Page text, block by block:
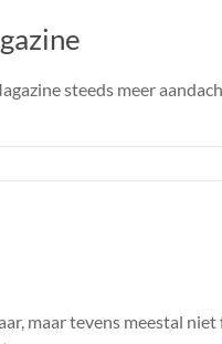
steeds meer
maar tevens meestal